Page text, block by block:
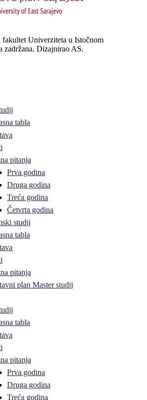
fakultet Univerziteta u Istočnom
zadržana. Dizajnirao AS.
tabla
pitanja
Prva godina
Druga godina
Treća godina
Četvrta godina
studij
tabla
pitanja
plan Master studij
tabla
pitanja
Prva godina
Druga godina
Treća godina